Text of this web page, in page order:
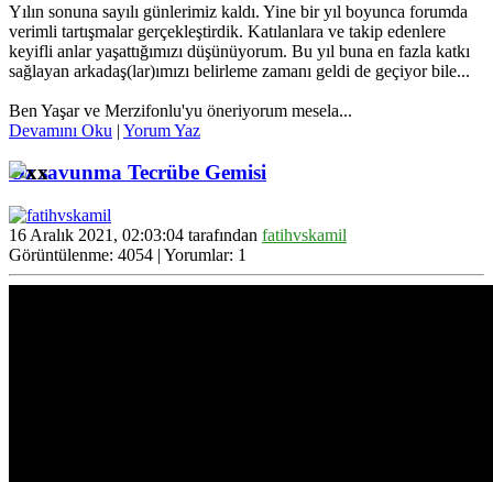
Yılın sonuna sayılı günlerimiz kaldı. Yine bir yıl boyunca forumda
verimli tartışmalar gerçekleştirdik. Katılanlara ve takip edenlere
keyifli anlar yaşattığımızı düşünüyorum. Bu yıl buna en fazla katkı
sağlayan arkadaş(lar)ımızı belirleme zamanı geldi de geçiyor bile...
Ben Yaşar ve Merzifonlu'yu öneriyorum mesela...
Devamını Oku | Yorum Yaz
Öz savunma Tecrübe Gemisi
16 Aralık 2021, 02:03:04 tarafından fatihvskamil
Görüntülenme: 4054 | Yorumlar: 1